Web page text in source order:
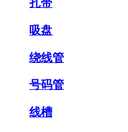
扎带
吸盘
绕线管
号码管
线槽